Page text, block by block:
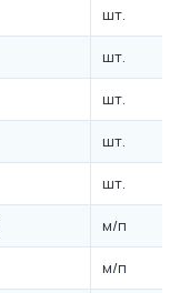
шт.
шт.
шт.
шт.
шт.
м/п
м/п